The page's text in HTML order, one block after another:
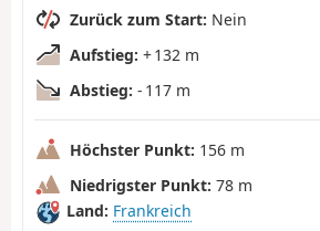
Zurück zum Start: Nein
Aufstieg: + 132 m
Abstieg: - 117 m
Höchster Punkt: 156 m
Niedrigster Punkt: 78 m
Land: Frankreich